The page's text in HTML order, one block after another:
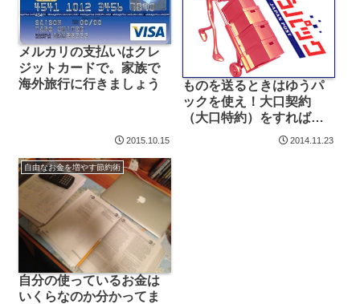
メルカリの支払いはクレ
ジットカードで。家族で
海外旅行に行きましょう
2015.10.15
ものを送るときはゆうパ
ックを使え！大口契約
（大口特約）をすればか
なりお得になるぞ 2014.11.23
自由なお金を増やす節約術
自分の使っているお金は
いくらなのか分かってま